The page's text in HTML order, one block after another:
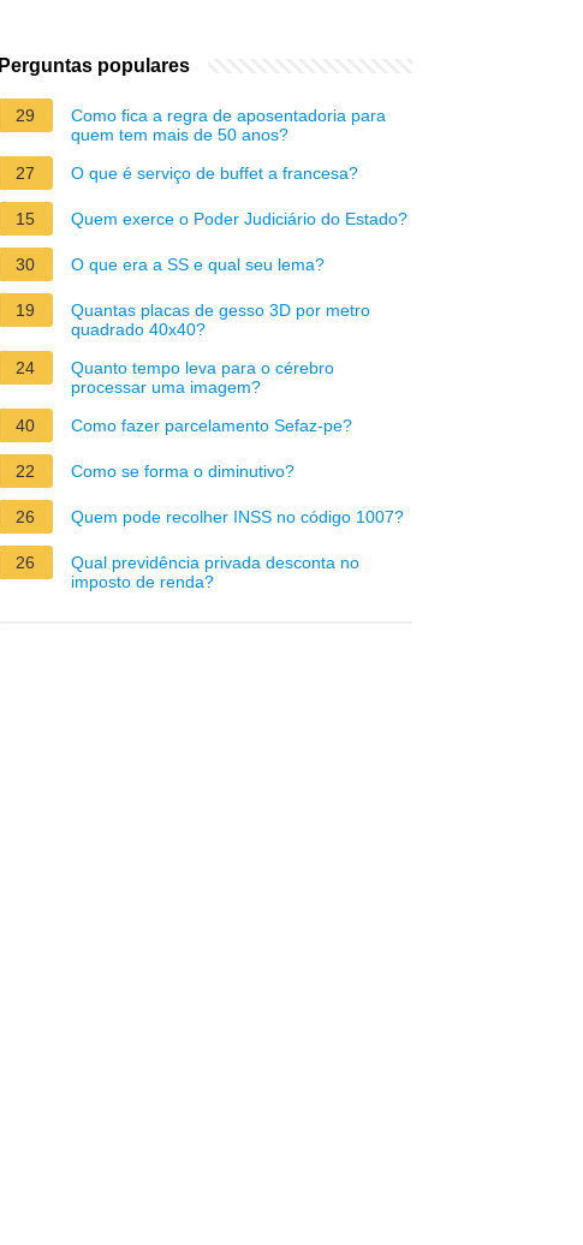
Perguntas populares
29
Como fica a regra de aposentadoria para
quem tem mais de 50 anos?
27
O que é serviço de buffet a francesa?
15 Quem exerce o Poder Judiciário do Estado?
30 O que era a SS e qual seu lema?
19
Quantas placas de gesso 3D por metro
quadrado 40x40?
24
Quanto tempo leva para o cérebro
processar uma imagem?
40
Como fazer parcelamento Sefaz-pe?
22 Como se forma o diminutivo?
26 Quem pode recolher INSS no código 1007?
26
Qual previdência privada desconta no
imposto de renda?